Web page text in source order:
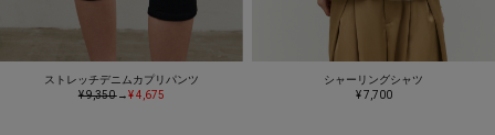
ストレッチデニムカプリパンツ
¥ 9,350→¥ 4,675
シャーリングシャツ
¥ 7,700